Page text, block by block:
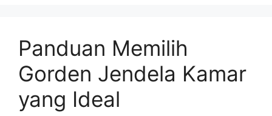
Panduan Memilih
Gorden Jendela Kamar
yang Ideal